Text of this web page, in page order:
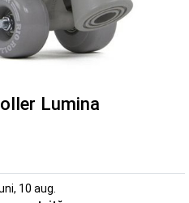
Lumina
10 aug.